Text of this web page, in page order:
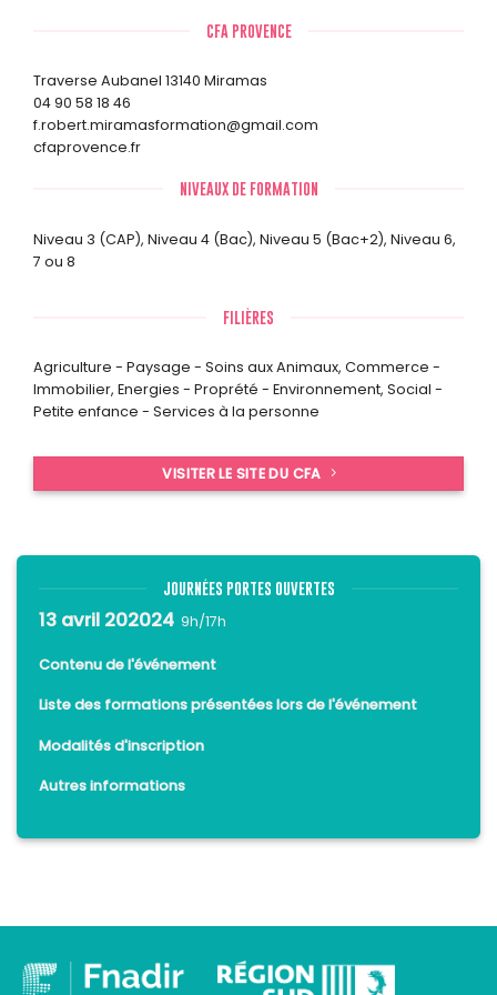
CFA PROVENCE
Traverse Aubanel 13140 Miramas
04 90 58 18 46
f.robert.miramasformation@gmail.com
cfaprovence.fr
NIVEAUX DE FORMATION
Niveau 3 (CAP), Niveau 4 (Bac), Niveau 5 (Bac+2), Niveau 6,
7 ou 8
FILIÈRES
Agriculture - Paysage - Soins aux Animaux, Commerce -
Immobilier, Energies - Proprété - Environnement, Social -
Petite enfance - Services à la personne
VISITER LE SITE DU CFA
JOURNÉES PORTES OUVERTES
13 avril 202024 9h/17h
Contenu de l'événement
Liste des formations présentées lors de l'événement
Modalités d'inscription
Autres informations